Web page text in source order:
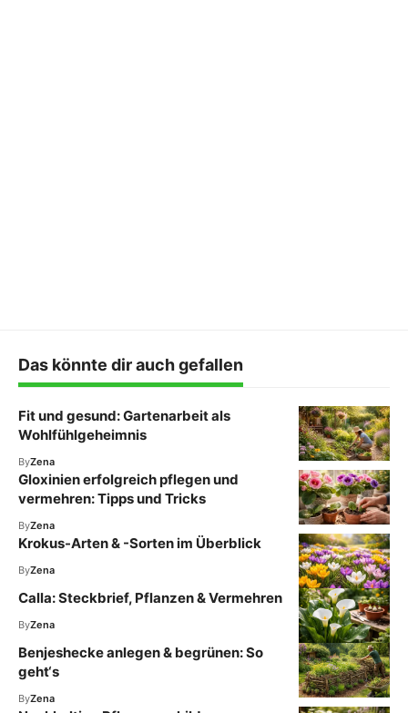
Das könnte dir auch gefallen
Fit und gesund: Gartenarbeit als
Wohlfühlgeheimnis
ByZena
Gloxinien erfolgreich pflegen und
vermehren: Tipps und Tricks
ByZena
Krokus-Arten & -Sorten im Überblick
ByZena
Calla: Steckbrief, Pflanzen & Vermehren
ByZena
Benjeshecke anlegen & begrünen: So
geht‘s
ByZena